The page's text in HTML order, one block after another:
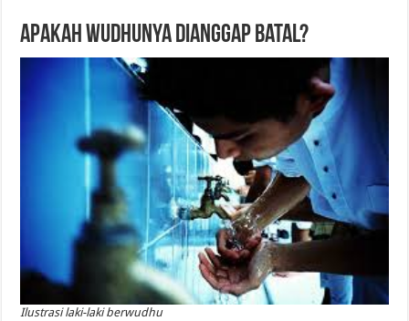
Apakah Wudhunya Dianggap Batal?
Ilustrasi laki-laki berwudhu